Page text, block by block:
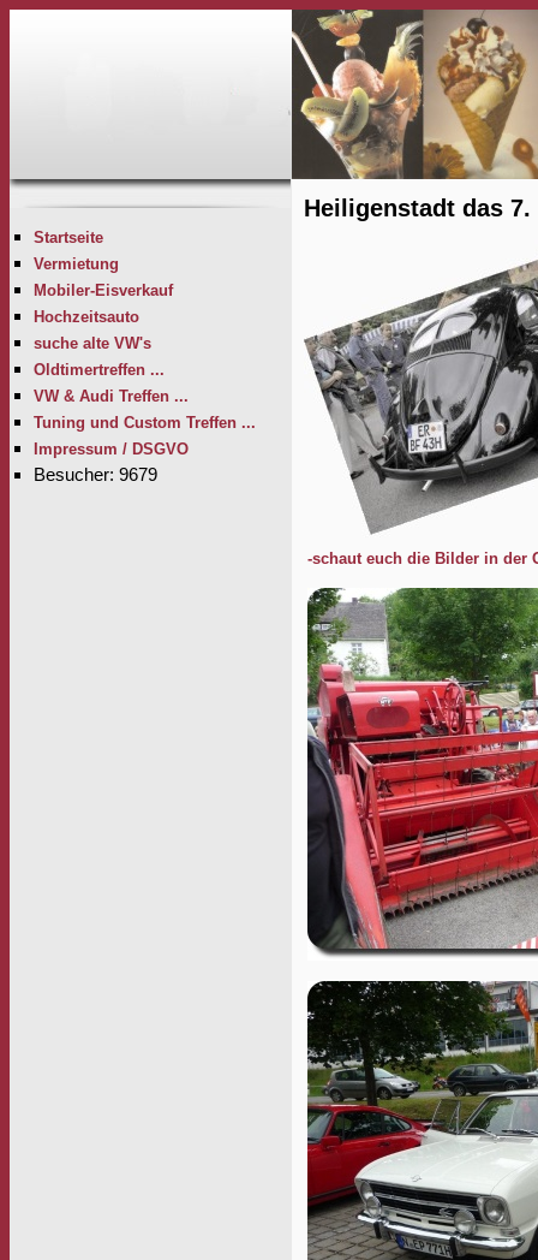
Startseite
Vermietung
Mobiler-Eisverkauf
Hochzeitsauto
suche alte VW's
Oldtimertreffen ...
VW & Audi Treffen ...
Tuning und Custom Treffen ...
Impressum / DSGVO
Besucher: 9679
Heiligenstadt das 7.
-schaut euch die Bilder in der